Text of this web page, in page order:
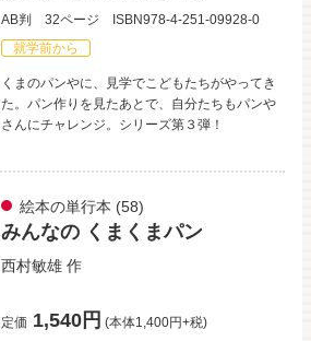
AB判
32ページ
ISBN978-4-251-09928-0
就学前から
くまのパンやに、見学でこどもたちがやってき
た。パン作りを見たあとで、自分たちもパンや
さんにチャレンジ。シリーズ第３弾！
絵本の単行本 (58)
みんなの くまくまパン
西村敏雄 作
定価 1,540円 (本体1,400円+税)